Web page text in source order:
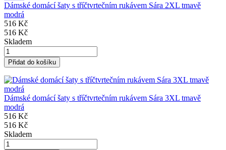
Dámské domácí šaty s tříčtvrtečním rukávem Sára 2XL tmavě
modrá
516 Kč
516 Kč
Skladem
Přidat do košíku
Dámské domácí šaty s tříčtvrtečním rukávem Sára 3XL tmavě
modrá
516 Kč
516 Kč
Skladem